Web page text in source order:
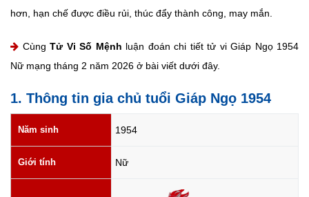
hơn, hạn chế được điều rủi, thúc đẩy thành công, may mắn.
Cùng Tử Vi Số Mệnh luận đoán chi tiết tử vi Giáp Ngọ 1954
Nữ mạng tháng 2 năm 2026 ở bài viết dưới đây.
1. Thông tin gia chủ tuổi Giáp Ngọ 1954
Năm sinh 1954
Giới tính Nữ